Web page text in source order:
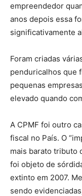
empreendedor
anos depois essa
significativamente
Foram criadas
penduricalhos que
pequenas
elevado quando
A CPMF foi outro
fiscal no País. O
mais barato tributo
foi objeto de
extinto em 2007.
sendo